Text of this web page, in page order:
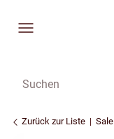
Zurück zur Liste Sale